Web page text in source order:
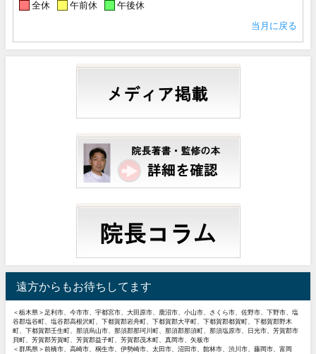
全休 午前休 午後休
当月に戻る
遠方からもお待ちしてます
＜栃木県＞足利市、今市市、宇都宮市、大田原市、鹿沼市、小山市、さくら市、佐野市、下野市、塩
谷郡塩谷町、塩谷郡高根沢町、下都賀郡岩舟町、下都賀郡大平町、下都賀郡都賀町、下都賀郡野木
町、下都賀郡壬生町、那須烏山市、那須郡那珂川町、那須郡那須町、那須塩原市、日光市、芳賀郡市
貝町、芳賀郡芳賀町、芳賀郡益子町、芳賀郡茂木町、真岡市、矢板市
＜群馬県＞前橋市、高崎市、桐生市、伊勢崎市、太田市、沼田市、館林市、渋川市、藤岡市、富岡